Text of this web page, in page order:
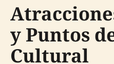
y Puntos
Cultural